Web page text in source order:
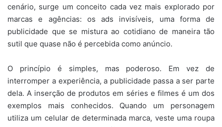
cenário, surge um conceito cada vez mais explorado por
marcas e agências: os ads invisíveis, uma forma de
publicidade que se mistura ao cotidiano de maneira tão
sutil que quase não é percebida como anúncio.
O princípio é simples, mas poderoso. Em vez de
interromper a experiência, a publicidade passa a ser parte
dela. A inserção de produtos em séries e filmes é um dos
exemplos mais conhecidos. Quando um personagem
utiliza um celular de determinada marca, veste uma roupa